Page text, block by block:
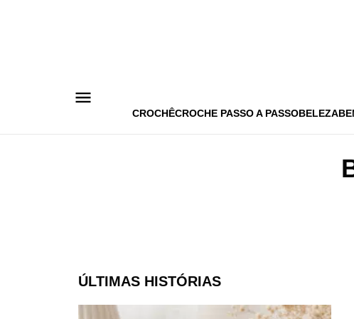
CROCHÊCROCHE PASSO A PASSOBELEZA
ÚLTIMAS HISTÓRIAS